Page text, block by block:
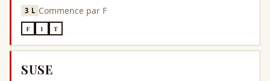
3 L Commence par F
F I T
SUSE